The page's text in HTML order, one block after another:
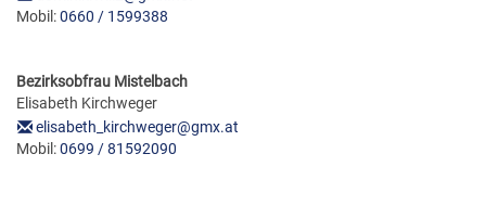
Mobil:0660 / 1599388
Bezirksobfrau Mistelbach
Elisabeth Kirchweger
elisabeth_kirchweger@gmx.at
Mobil:0699 / 81592090